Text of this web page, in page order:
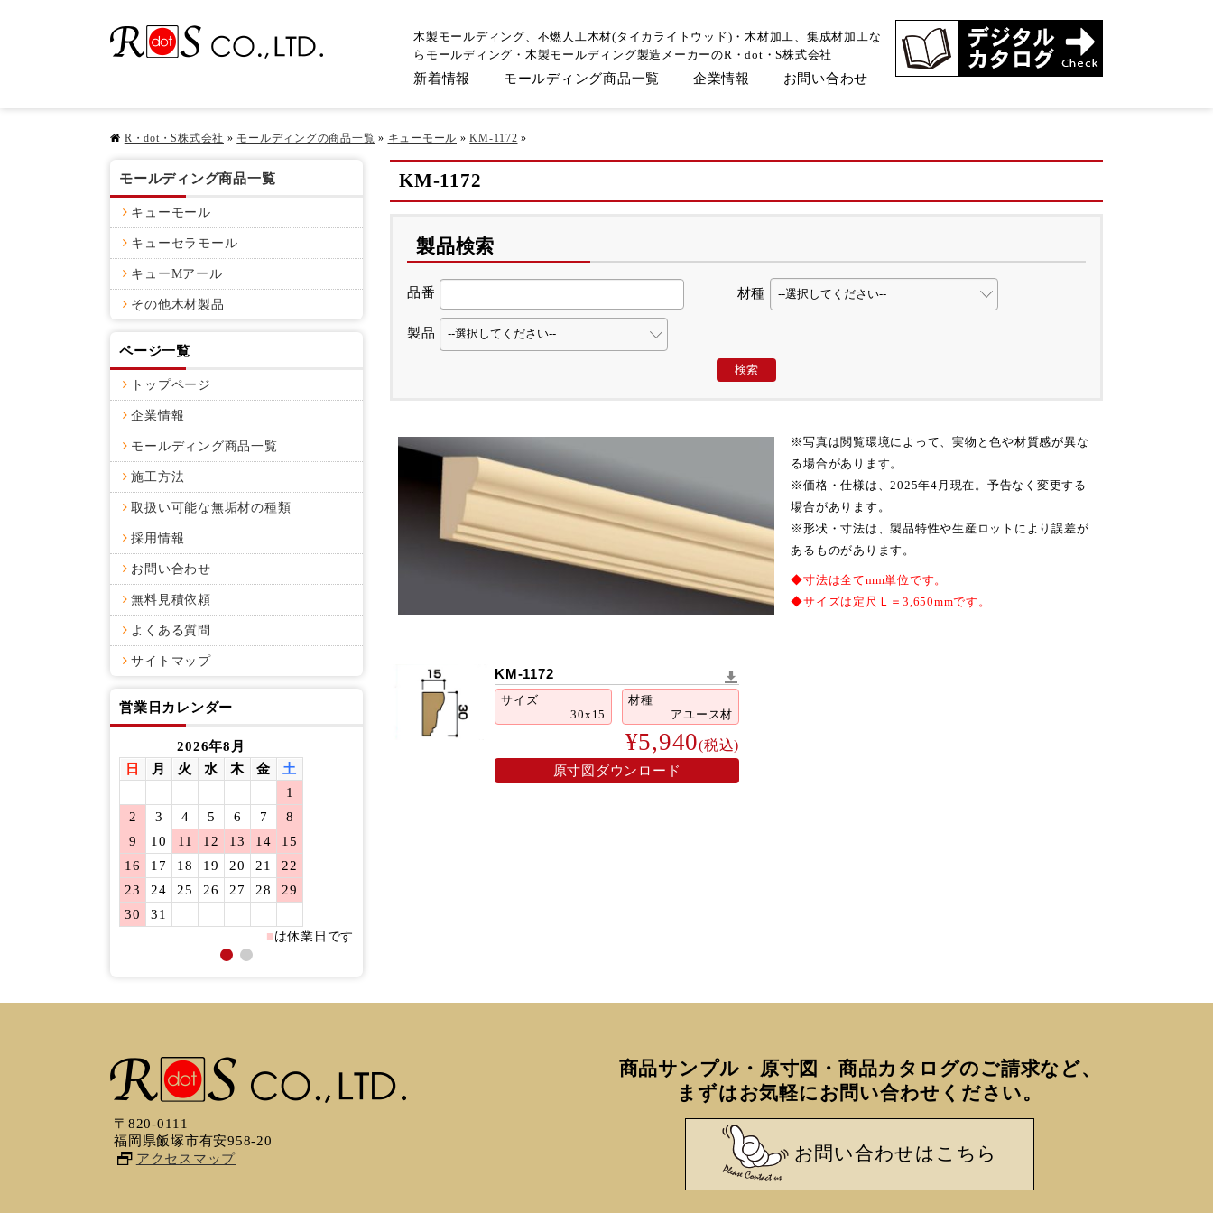
木製モールディング、不燃人工木材(タイカライトウッド)・木材加工、集成材加工な
らモールディング・木製モールディング製造メーカーのR・dot・S株式会社
新着情報 モールディング商品一覧 企業情報 お問い合わせ
R・dot・S株式会社 » モールディングの商品一覧 » キューモール »KM-1172 »
KM-1172
製品検索
品番 材種
製品
※写真は閲覧環境によって、実物と色や材質感が異な
る場合があります。
※価格・仕様は、2025年4月現在。予告なく変更する
場合があります。
※形状・寸法は、製品特性や生産ロットにより誤差が
あるものがあります。
◆寸法は全てmm単位です。
◆サイズは定尺Ｌ＝3,650mmです。
KM-1172
サイズ
30x15
材種
アユース材
¥5,940(税込)
原寸図ダウンロード
モールディング商品一覧
キューモール
キューセラモール
キューMアール
その他木材製品
ページ一覧
トップページ
企業情報
モールディング商品一覧
施工方法
取扱い可能な無垢材の種類
採用情報
お問い合わせ
無料見積依頼
よくある質問
サイトマップ
営業日カレンダー
2026年8月
日
月 火 水 木 金
土
1
2
3 4 5 6 7
8
9
10 11 12 13 14
15
16
17 18 19 20 21
22
23
24 25 26 27 28
29
30
31
■は休業日です
〒820-0111
福岡県飯塚市有安958-20
アクセスマップ
商品サンプル・原寸図・商品カタログのご請求など、
まずはお気軽にお問い合わせください。
お問い合わせはこちら